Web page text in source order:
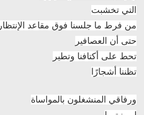
التي تخشبت
من فرط ما جلسنا فوق مقاعد الإنتظار
حتى أن العصافير
تحط على أكتافنا وتطير
تظننا أشجارًا
ورفاقي المنشغلون بالمواساة